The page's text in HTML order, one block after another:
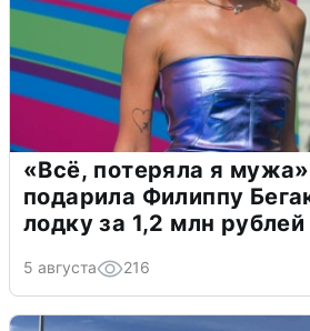
«Всё, потеряла я
подарила Филиппу
лодку за 1,2 млн рублей
5 августа 216